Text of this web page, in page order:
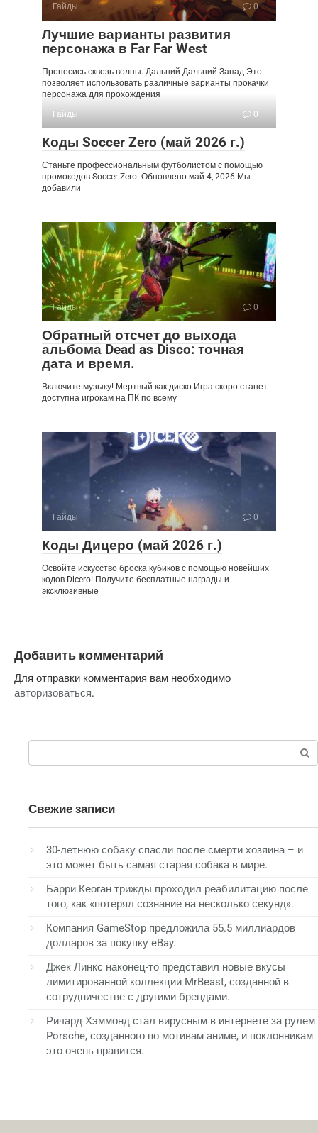
Гайды 0
Лучшие варианты развития
персонажа в Far Far West
Пронесись сквозь волны. Дальний-Дальний Запад Это
позволяет использовать различные варианты прокачки
персонажа для прохождения
Гайды
0
Коды Soccer Zero (май 2026 г.)
Станьте профессиональным футболистом с помощью
промокодов Soccer Zero. Обновлено май 4, 2026 Мы
добавили
Гайды 0
Обратный отсчет до выхода
альбома Dead as Disco: точная
дата и время.
Включите музыку! Мертвый как диско Игра скоро станет
доступна игрокам на ПК по всему
Гайды 0
Коды Дицеро (май 2026 г.)
Освойте искусство броска кубиков с помощью новейших
кодов Dicero! Получите бесплатные награды и
эксклюзивные
Добавить комментарий
Для отправки комментария вам необходимо
авторизоваться.
Поиск:
Свежие записи
30-летнюю собаку спасли после смерти хозяина – и
это может быть самая старая собака в мире.
Барри Кеоган трижды проходил реабилитацию после
того, как «потерял сознание на несколько секунд».
Компания GameStop предложила 55.5 миллиардов
долларов за покупку eBay.
Джек Линкс наконец-то представил новые вкусы
лимитированной коллекции MrBeast, созданной в
сотрудничестве с другими брендами.
Ричард Хэммонд стал вирусным в интернете за рулем
Porsche, созданного по мотивам аниме, и поклонникам
это очень нравится.